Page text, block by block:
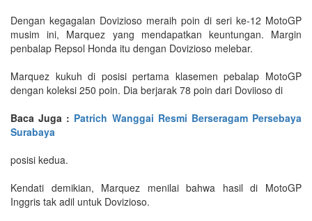
Dengan kegagalan Dovizioso meraih poin di seri ke-12 MotoGP
musim ini, Marquez yang mendapatkan keuntungan. Margin
penbalap Repsol Honda itu dengan Dovizioso melebar.
Marquez kukuh di posisi pertama klasemen pebalap MotoGP
dengan koleksi 250 poin. Dia berjarak 78 poin dari Doviioso di
Baca Juga : Patrich Wanggai Resmi Berseragam Persebaya
Surabaya
posisi kedua.
Kendati demikian, Marquez menilai bahwa hasil di MotoGP
Inggris tak adil untuk Dovizioso.